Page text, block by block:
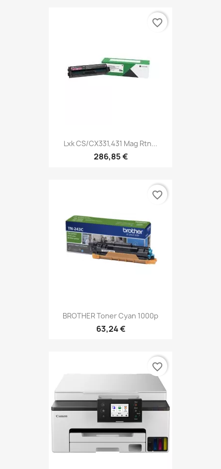
Lxk CS/CX331,431 Mag Rtn...
286,85 €
favorite_border
BROTHER Toner Cyan 1000p
63,24 €
favorite_border
favorite_border